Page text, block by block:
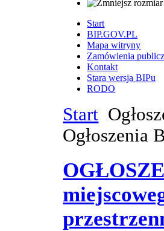
Start
BIP.GOV.PL
Mapa witryny
Zamówienia
Kontakt
Stara wersja BIPu
RODO
Start
Ogłoszenia